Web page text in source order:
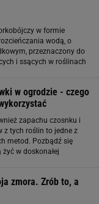
w formie
wodą, o
przeznaczony do
i ssących w roślinach
w ogrodzie - czego
zapachu czosnku i
z tych roślin to jedne z
metod. Pozbądź się
w doskonałej
zmora. Zrób to, a